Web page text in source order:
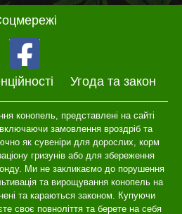
Угода та закон
конопель, представлені на сайті
замовлення вроздріб та
як сувеніри для дорослих, корм
гризунів або для збереження
Ми не закликаємо до порушення
та вирощування конопель на
та караються законом. Купуючи
своє повноліття та берете на себя